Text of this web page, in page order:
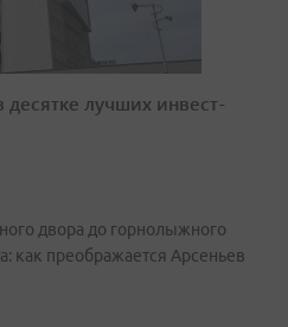
лучших инвест-
двора до горнолыжного
как преображается Арсеньев